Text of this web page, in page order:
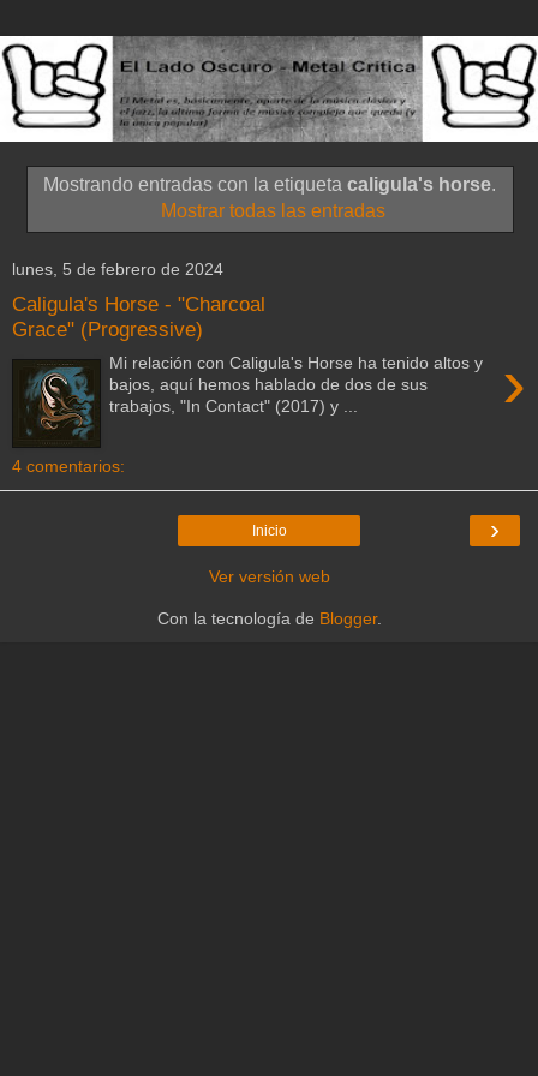
Mostrando entradas con la etiqueta caligula's horse.
Mostrar todas las entradas
lunes, 5 de febrero de 2024
Caligula's Horse - "Charcoal
Grace" (Progressive)
›
Mi relación con Caligula's Horse ha tenido altos y
bajos, aquí hemos hablado de dos de sus
trabajos, "In Contact" (2017) y ...
4 comentarios:
›
Inicio
Ver versión web
Con la tecnología de Blogger.